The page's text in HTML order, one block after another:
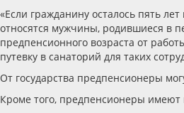
«Если гражданину осталось пять
относятся мужчины, родившиеся в
предпенсионного возраста от
путевку в санаторий для таких
От государства предпенсионеры
Кроме того, предпенсионеры имеют